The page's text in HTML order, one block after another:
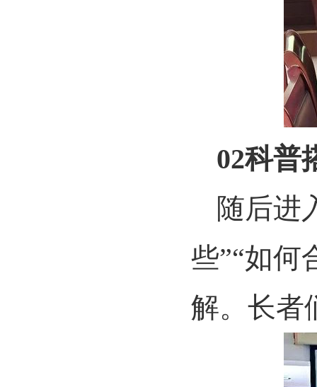
02科普
随后进
些”“如何
解。长者